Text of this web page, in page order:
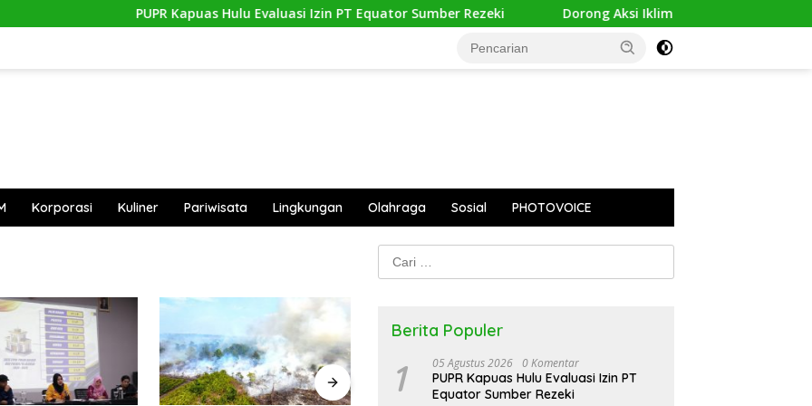
PUPR Kapuas Hulu Evaluasi Izin PT Equator Sumber Rezeki Dorong Aksi Iklim Inklusif, HWDI
Korporasi Kuliner Pariwisata Lingkungan Olahraga Sosial PHOTOVOICE
Cari
untuk:
Berita Populer
1 05 Agustus 2026 0 Komentar
PUPR Kapuas Hulu Evaluasi Izin PT
Equator Sumber Rezeki